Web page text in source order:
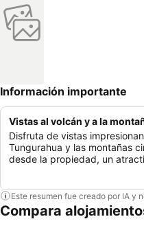
Información importante
Vistas al volcán y a la
Disfruta de vistas
Tungurahua y las montañas
desde la propiedad, un
Este resumen fue creado por IA y
Compara